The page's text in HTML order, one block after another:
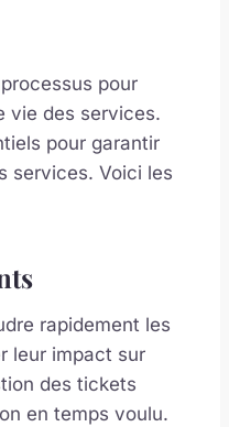
pour
vie des services.
pour garantir
services. Voici les
rapidement les
leur impact sur
des tickets
en temps voulu.